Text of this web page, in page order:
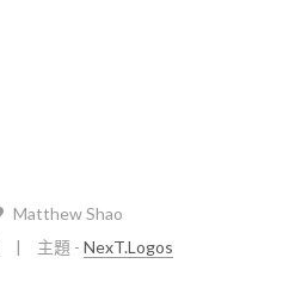
Matthew Shao
主題 - NexT.Logos